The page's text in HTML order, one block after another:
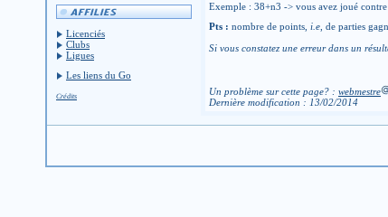
Licenciés
Clubs
Ligues
Les liens du Go
Crédits
Exemple : 38+n3 -> vous avez joué
Pts : nombre de points, i.e , de parties
Si vous constatez une erreur dans un
Un problème sur cette page? : webmestre
Dernière modification : 13/02/2014